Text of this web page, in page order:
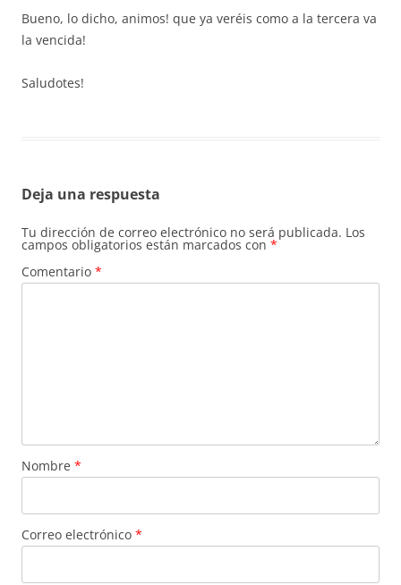
Bueno, lo dicho, animos! que ya veréis como a la tercera va
la vencida!
Saludotes!
Deja una respuesta
Tu dirección de correo electrónico no será publicada. Los
campos obligatorios están marcados con *
Comentario *
Nombre *
Correo electrónico *